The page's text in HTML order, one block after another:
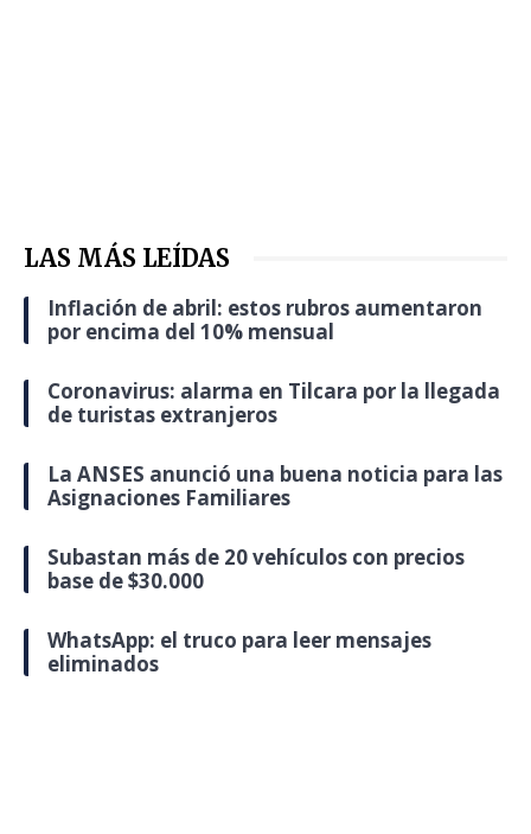
LAS MÁS LEÍDAS
Inflación de abril: estos rubros aumentaron
por encima del 10% mensual
Coronavirus: alarma en Tilcara por la llegada
de turistas extranjeros
La ANSES anunció una buena noticia para las
Asignaciones Familiares
Subastan más de 20 vehículos con precios
base de $30.000
WhatsApp: el truco para leer mensajes
eliminados